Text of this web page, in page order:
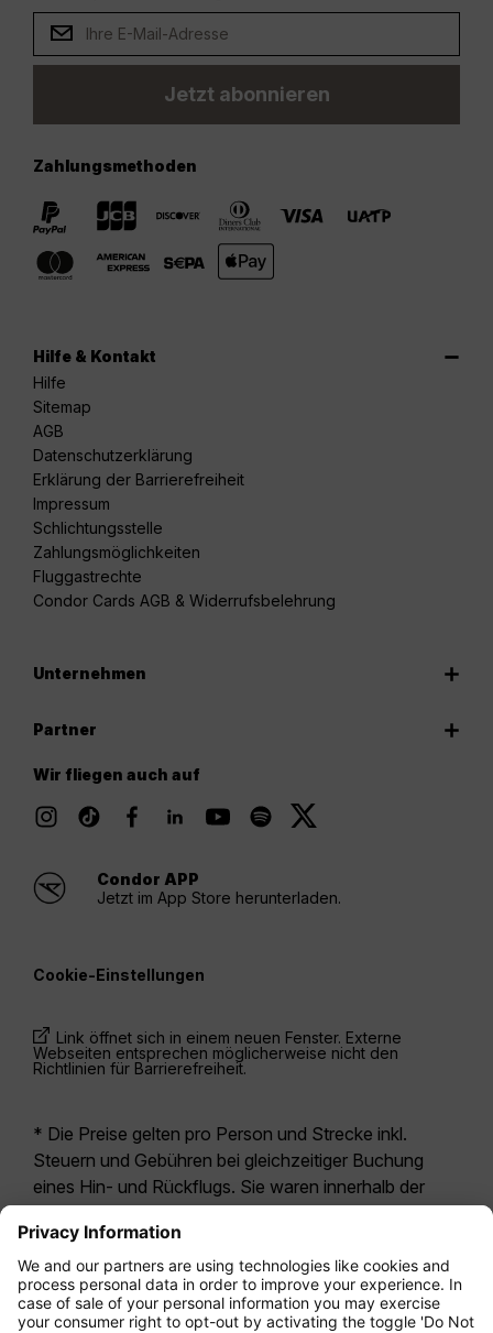
Jetzt abonnieren
Zahlungsmethoden
Hilfe & Kontakt
Hilfe
Sitemap
AGB
Datenschutzerklärung
Erklärung der Barrierefreiheit
Impressum
Schlichtungsstelle
Zahlungsmöglichkeiten
Fluggastrechte
Condor Cards AGB & Widerrufsbelehrung
Unternehmen
Partner
Wir fliegen auch auf
Condor APP
Jetzt im App Store herunterladen.
Cookie-Einstellungen
Link öffnet sich in einem neuen Fenster. Externe
Webseiten entsprechen möglicherweise nicht den
Richtlinien für Barrierefreiheit.
* Die Preise gelten pro Person und Strecke inkl.
Steuern und Gebühren bei gleichzeitiger Buchung
eines Hin- und Rückflugs. Sie waren innerhalb der
möglicherweise nicht mehr aktuell. Bei den für die
Economy Class angegebenen Tarifen handelt es
sich i.d.R. um Economy Zero, unsere restriktivste
Tarifoption. Es können hierfür zusätzliche Gebühren